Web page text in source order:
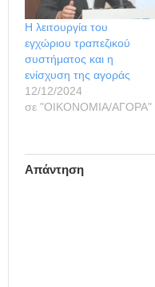
Η λειτουργία του
εγχώριου τραπεζικού
συστήματος και η
ενίσχυση της αγοράς
12/12/2024
σε "ΟΙΚΟΝΟΜΙΑ/ΑΓΟΡΑ"
Απάντηση